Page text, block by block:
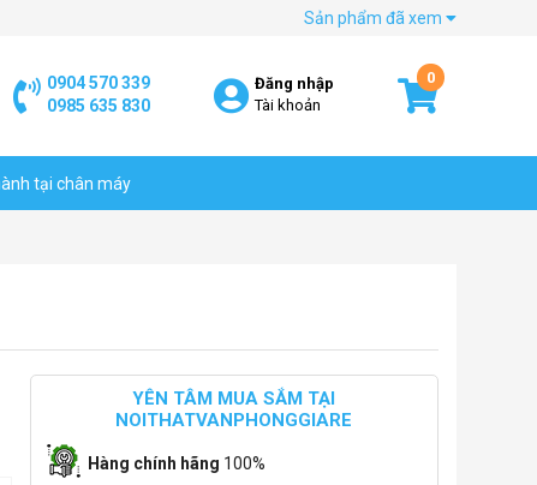
Sản phẩm đã xem
0904 570 339
0985 635 830
Đăng nhập
Tài khoản
0
tại chân máy
YÊN TÂM MUA SẮM TẠI
NOITHATVANPHONGGIARE
Hàng chính hãng 100%